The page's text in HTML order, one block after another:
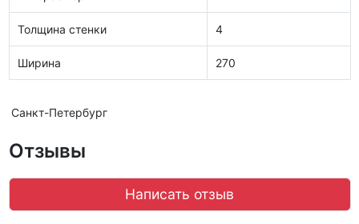
Толщина стенки 4
Ширина 270
Санкт-Петербург
Отзывы
Написать отзыв